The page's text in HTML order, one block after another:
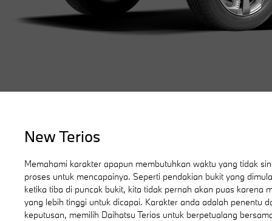
New Terios
Memahami karakter apapun membutuhkan waktu yang tidak
proses untuk mencapainya. Seperti pendakian bukit yang
ketika tiba di puncak bukit, kita tidak pernah akan puas karena
yang lebih tinggi untuk dicapai. Karakter anda adalah penentu
keputusan, memilih Daihatsu Terios untuk berpetualang